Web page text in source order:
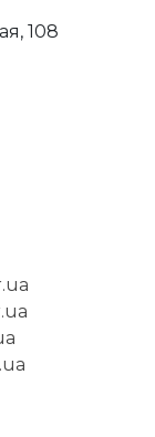
108